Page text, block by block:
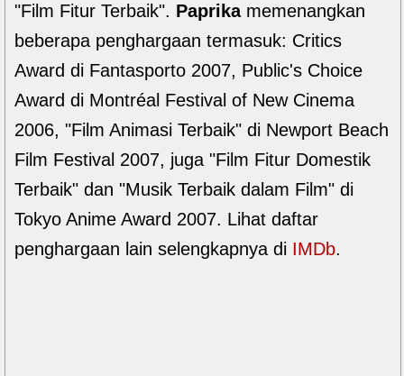
"Film Fitur Terbaik". Paprikamemenangkan
beberapa penghargaan termasuk: Critics
Award di Fantasporto 2007, Public's Choice
Award di Montréal Festival of New Cinema
2006, "Film Animasi Terbaik" di Newport Beach
Film Festival 2007, juga "Film Fitur Domestik
Terbaik" dan "Musik Terbaik dalam Film" di
Tokyo Anime Award 2007. Lihat daftar
penghargaan lain selengkapnya di IMDb.